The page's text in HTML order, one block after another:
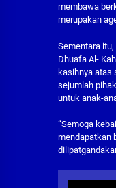
membawa
merupakan
Sementara
Dhuafa Al-
kasihnya atas
sejumlah
untuk anak-
“Semoga
mendapatkan